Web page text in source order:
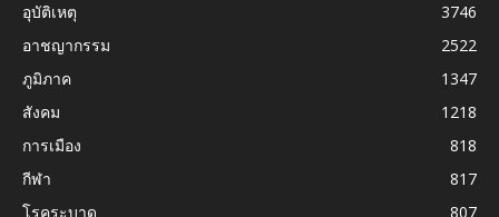
อุบัติเหตุ
3746
อาชญากรรม
2522
ภูมิภาค
1347
สังคม
1218
การเมือง
818
กีฬา
817
โรคระบาด
807